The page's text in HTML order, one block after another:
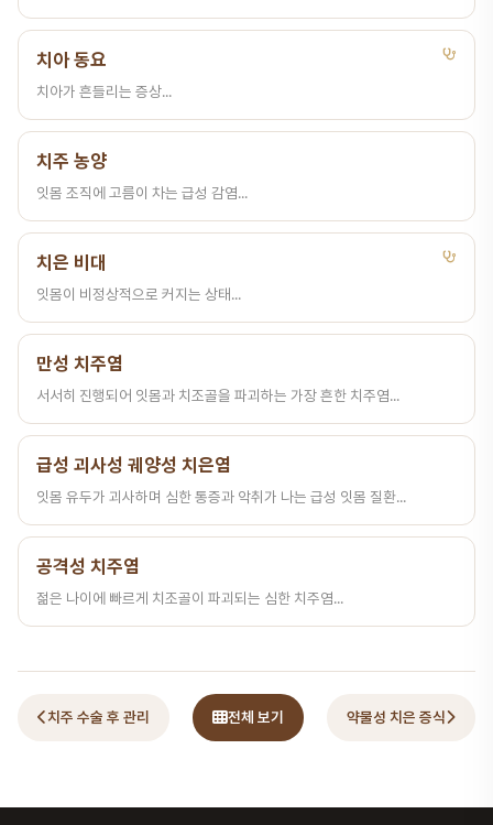
치아 동요
치아가 흔들리는 증상...
치주 농양
잇몸 조직에 고름이 차는 급성 감염...
치은 비대
잇몸이 비정상적으로 커지는 상태...
만성 치주염
서서히 진행되어 잇몸과 치조골을 파괴하는 가장 흔한 치주염...
급성 괴사성 궤양성 치은염
잇몸 유두가 괴사하며 심한 통증과 악취가 나는 급성 잇몸 질환...
공격성 치주염
젊은 나이에 빠르게 치조골이 파괴되는 심한 치주염...
치주 수술 후 관리 전체 보기 약물성 치은 증식